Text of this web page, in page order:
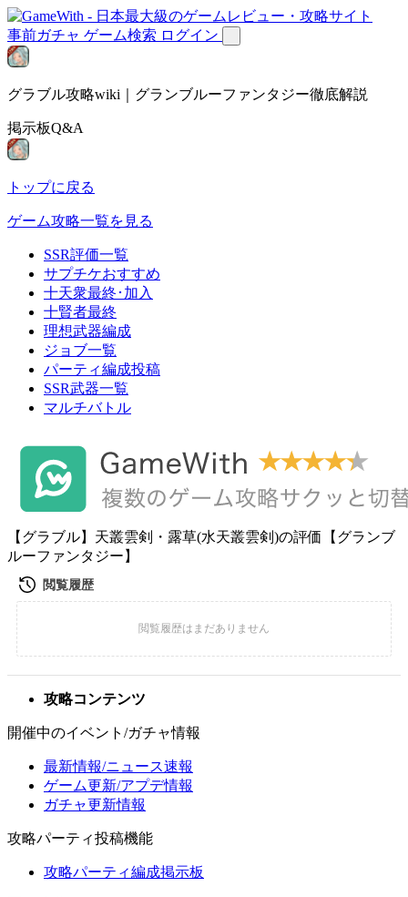
事前ガチャ ゲーム検索 ログイン
グラブル攻略wiki｜グランブルーファンタジー徹底解説
掲示板Q&A
トップに戻る
ゲーム攻略一覧を見る
SSR評価一覧
サプチケおすすめ
十天衆最終･加入
十賢者最終
理想武器編成
ジョブ一覧
パーティ編成投稿
SSR武器一覧
マルチバトル
【グラブル】天叢雲剣・露草(水天叢雲剣)の評価【グランブ
ルーファンタジー】
攻略コンテンツ
開催中のイベント/ガチャ情報
最新情報/ニュース速報
ゲーム更新/アプデ情報
ガチャ更新情報
攻略パーティ投稿機能
攻略パーティ編成掲示板